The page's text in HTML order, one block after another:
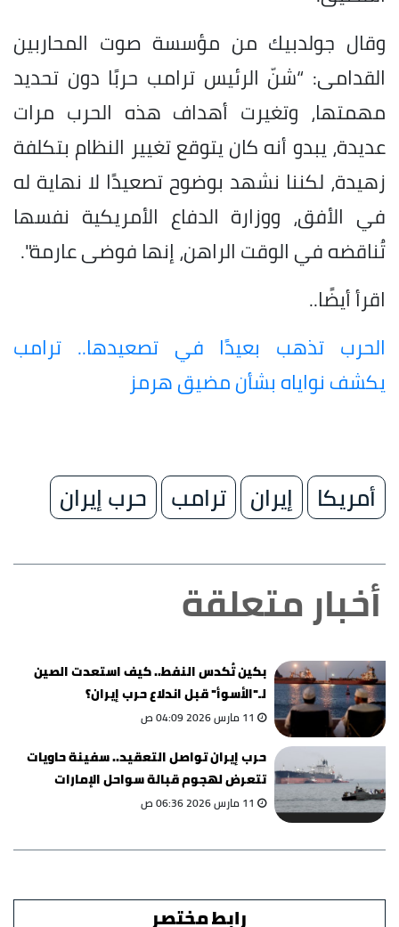
وقال جولدبيك من مؤسسة صوت المحاربين
القدامى: “شنّ الرئيس ترامب حربًا دون تحديد
مهمتها، وتغيرت أهداف هذه الحرب مرات
عديدة، يبدو أنه كان يتوقع تغيير النظام بتكلفة
زهيدة، لكننا نشهد بوضوح تصعيدًا لا نهاية له
في الأفق، ووزارة الدفاع الأمريكية نفسها
تُناقضه في الوقت الراهن، إنها فوضى عارمة".
اقرأ أيضًا..
الحرب تذهب بعيدًا في تصعيدها.. ترامب
يكشف نواياه بشأن مضيق هرمز
أمريكا إيران ترامب حرب إيران
أخبار متعلقة
بكين تُكدس النفط.. كيف استعدت الصين
لـ"الأسوأ" قبل اندلاع حرب إيران؟
11 مارس 2026 04:09 ص
حرب إيران تواصل التعقيد.. سفينة حاويات
تتعرض لهجوم قبالة سواحل الإمارات
11 مارس 2026 06:36 ص
رابط مختصر